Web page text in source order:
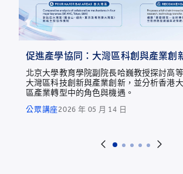
促進產學協同：大灣區科創與產業創
北京大學教育學院副院長哈巍教授探討高
大灣區科技創新與產業創新，並分析香港
區產業轉型中的角色與機遇。
公眾講座2026 年 05 月 14 日